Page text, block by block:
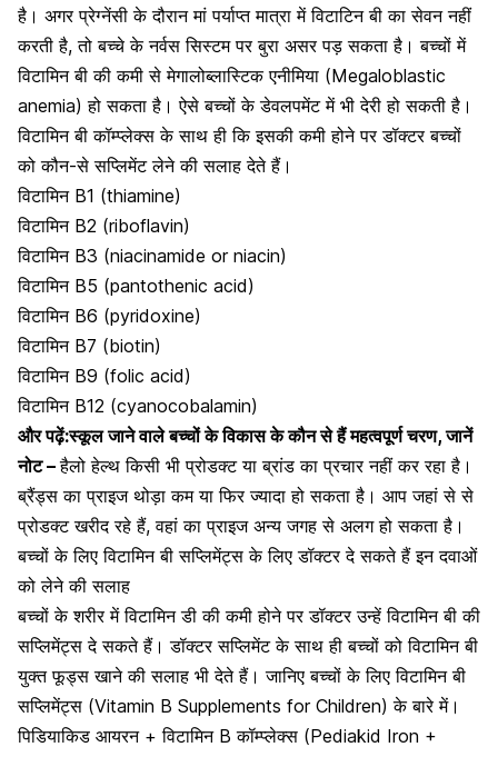
है। अगर प्रेग्नेंसी के दौरान मां पर्याप्त मात्रा में विटाटिन बी का सेवन नहीं
करती है, तो बच्चे के नर्वस सिस्टम पर बुरा असर पड़ सकता है। बच्चों में
विटामिन बी की कमी से मेगालोब्लास्टिक एनीमिया (Megaloblastic
anemia) हो सकता है। ऐसे बच्चों के डेवलपमेंट में भी देरी हो सकती है।
विटामिन बी कॉम्प्लेक्स के साथ ही कि इसकी कमी होने पर डॉक्टर बच्चों
को कौन-से सप्लिमेंट लेने की सलाह देते हैं।
विटामिन B1 (thiamine)
विटामिन B2 (riboflavin)
विटामिन B3 (niacinamide or niacin)
विटामिन B5 (pantothenic acid)
विटामिन B6 (pyridoxine)
विटामिन B7 (biotin)
विटामिन B9 (folic acid)
विटामिन B12 (cyanocobalamin)
और पढ़ें:स्कूल जाने वाले बच्चों के विकास के कौन से हैं महत्वपूर्ण चरण, जानें
नोट –हैलो हेल्थ किसी भी प्रोडक्ट या ब्रांड का प्रचार नहीं कर रहा है।
ब्रैंड्स का प्राइज थोड़ा कम या फिर ज्यादा हो सकता है। आप जहां से से
प्रोडक्ट खरीद रहे हैं, वहां का प्राइज अन्य जगह से अलग हो सकता है।
बच्चों के लिए विटामिन बी सप्लिमेंट्स के लिए डॉक्टर दे सकते हैं इन दवाओं
को लेने की सलाह
बच्चों के शरीर में विटामिन डी की कमी होने पर डॉक्टर उन्हें विटामिन बी की
सप्लिमेंट्स दे सकते हैं। डॉक्टर सप्लिमेंट के साथ ही बच्चों को विटामिन बी
युक्त फूड्स खाने की सलाह भी देते हैं। जानिए बच्चों के लिए विटामिन बी
सप्लिमेंट्स (Vitamin B Supplements for Children) के बारे में।
पिडियाकिड आयरन + विटामिन B कॉम्प्लेक्स (Pediakid Iron +